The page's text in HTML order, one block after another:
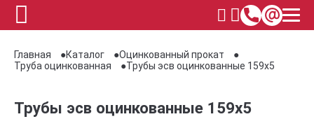
Главная Каталог
Оцинкованный прокат
Труба оцинкованная
Трубы эсв оцинкованные 159х5
Трубы эсв оцинкованные 159х5